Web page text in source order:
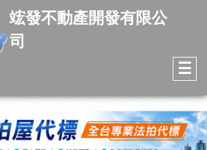
竤發不動產開發有限公
司
☰